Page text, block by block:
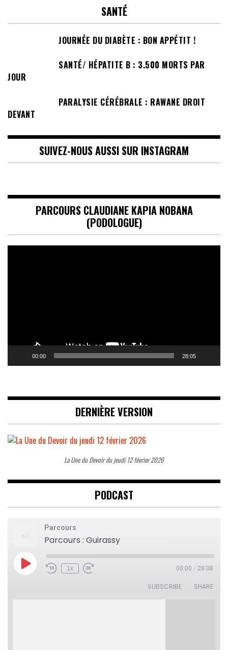
SANTÉ
JOURNÉE DU DIABÈTE : BON APPÉTIT !
SANTÉ/ HÉPATITE B : 3.500 MORTS PAR
JOUR
PARALYSIE CÉRÉBRALE : RAWANE DROIT
DEVANT
SUIVEZ-NOUS AUSSI SUR INSTAGRAM
PARCOURS CLAUDIANE KAPIA NOBANA
(PODOLOGUE)
00:00 28:05
DERNIÈRE VERSION
La Une du Devoir du jeudi 12 février 2026
PODCAST
Parcours
Parcours : Guirassy
Play
Episode
Rewind
1x
Fast
00:00 / 28:08
SUBSCRIBE SHARE